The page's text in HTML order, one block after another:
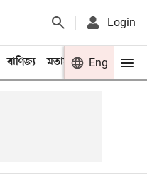
Login
বাণিজ্য মতামত খেলা
Eng